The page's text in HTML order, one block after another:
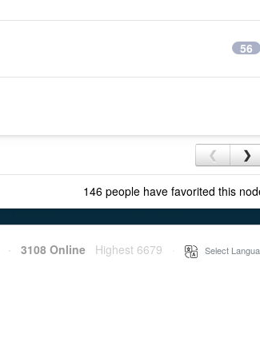
56
❮ ❯
146 people have favorited this
· 3108 Online Highest 6679 Select